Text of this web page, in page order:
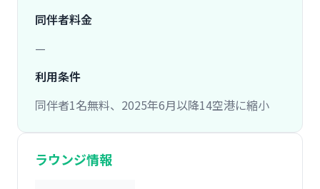
同伴者料金
—
利用条件
同伴者1名無料、2025年6月以降14空港に縮小
ラウンジ情報